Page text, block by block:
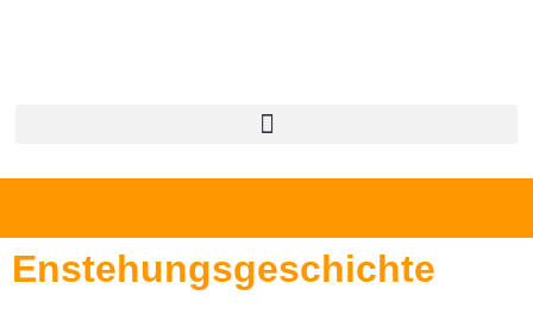
Enstehungsgeschichte